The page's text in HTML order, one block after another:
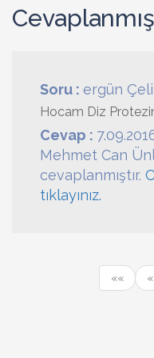
Soru : ergün
Hocam Diz
Cevap :
Mehmet Can
cevaplanmıştır.
tıklayınız.
«« «